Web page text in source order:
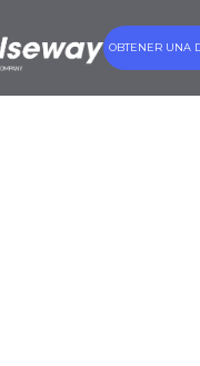
menu
OBTENER UNA